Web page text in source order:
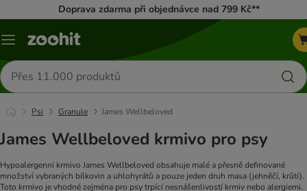
Doprava zdarma při objednávce nad 799 Kč**
Menu
Hledat
produkty
Psi Granule James Wellbeloved
James Wellbeloved krmivo pro psy
Hypoalergenní krmivo James Wellbeloved obsahuje malé a přesně definované
množství vybraných bílkovin a uhlohyrátů a pouze jeden druh masa (jehněčí, krůtí).
Toto krmivo je vhodné zejména pro psy trpící nesnášenlivostí krmiv nebo alergiemi.